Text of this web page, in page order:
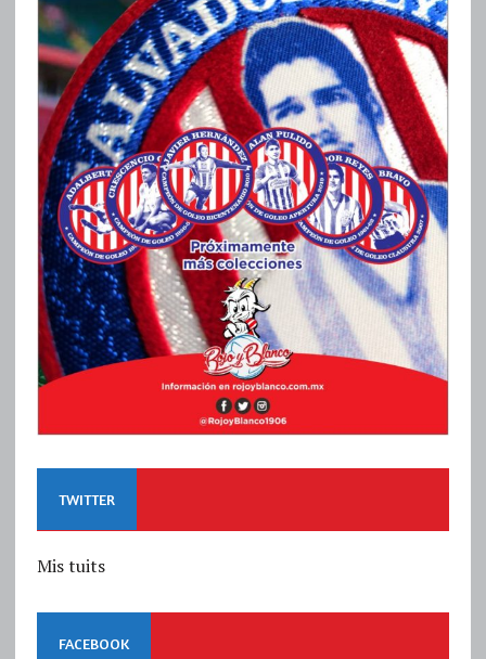
TWITTER
Mis tuits
FACEBOOK